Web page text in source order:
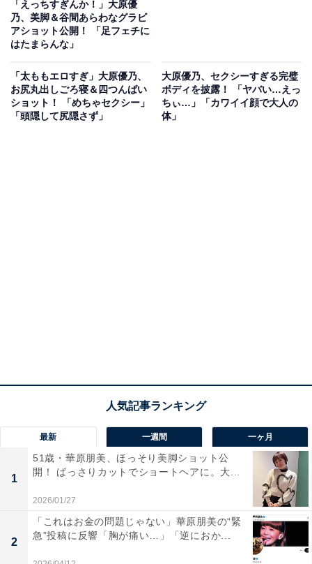
「えっちすぎんか！」大原優
乃、美脚＆谷間あらわなグラビ
アショット公開！ 「足フェチに
はたまらんな」
「太ももエロすぎ」大原優乃、
お尻丸出しごろ寝＆四つんばい
ショット！ 「めちゃセクシー」
「頭隠して尻隠さず」
大原優乃、セクシーすぎる完璧
ボディを披露！ 「ヤバい…えっ
ちぃ…」「カワイイ顔で大人の
体」
最新 一週間 一ヶ月
1
51歳・華原朋美、ほっそり美脚ショット公
開！ ばっさりカットでショートヘアに。大...
2026/01/27
2
「これはお金の問題じゃない」華原朋美の“緊
急”投稿に反響「胸が痛い…」「逆におか...